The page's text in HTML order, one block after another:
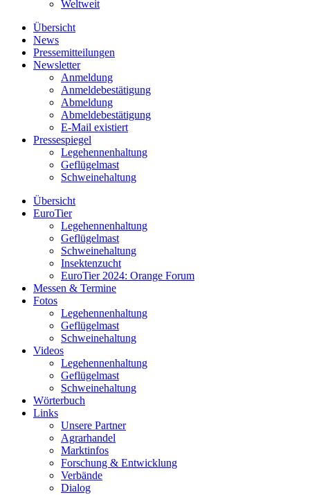
Weltweit
Übersicht
News
Pressemitteilungen
Newsletter
Anmeldung
Anmeldebestätigung
Abmeldung
Abmeldebestätigung
E-Mail existiert
Pressespiegel
Legehennenhaltung
Geflügelmast
Schweinehaltung
Übersicht
EuroTier
Legehennenhaltung
Geflügelmast
Schweinehaltung
Insektenzucht
EuroTier 2024: Orange Forum
Messen & Termine
Fotos
Legehennenhaltung
Geflügelmast
Schweinehaltung
Videos
Legehennenhaltung
Geflügelmast
Schweinehaltung
Wörterbuch
Links
Unsere Partner
Agrarhandel
Marktinfos
Forschung & Entwicklung
Verbände
Dialog